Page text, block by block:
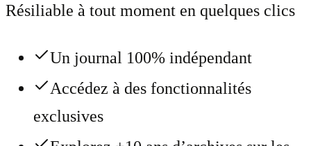
Résiliable à tout moment en quelques clics
Un journal 100% indépendant
Accédez à des fonctionnalités
exclusives